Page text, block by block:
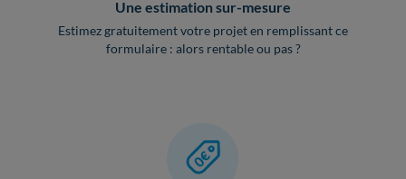
Une estimation sur-mesure
Estimez gratuitement votre projet en remplissant ce
formulaire : alors rentable ou pas ?